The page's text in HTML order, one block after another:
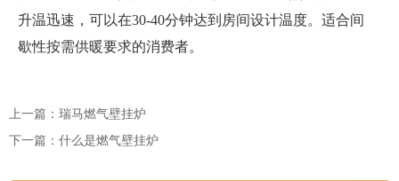
升温迅速，可以在30-40分钟达到房间设计温度。适合间
歇性按需供暖要求的消费者。
上一篇： 瑞马燃气壁挂炉
下一篇： 什么是燃气壁挂炉